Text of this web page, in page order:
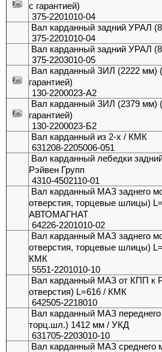
с гарантией)
375-2201010-04
Вал карданный задний УРАЛ
375-2201010-04
Вал карданный задний УРАЛ
375-2203010-05
Вал карданный ЗИЛ (2222 мм)
гарантией)
130-2200023-А2
Вал карданный ЗИЛ (2379 мм)
гарантией)
130-2200023-Б2
Вал карданный из 2-х / КМК
631208-2205006-051
Вал карданный лебедки
Рэйвен Групп
4310-4502110-01
Вал карданный МАЗ заднего
отверстия, торцевые шлицы)
АВТОМАГНАТ
64226-2201010-02
Вал карданный МАЗ заднего
отверстия, торцевые шлицы)
КМК
5551-2201010-10
Вал карданный МАЗ от КПП к
отверстия) L=616 / КМК
642505-2218010
Вал карданный МАЗ переднего
торц.шл.) 1412 мм / УКД
631705-2203010-10
Вал карданный МАЗ среднего